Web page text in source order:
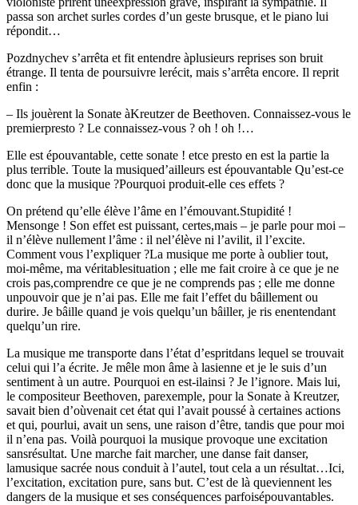
passa son archet surles cordes d’un geste brusque, et le piano lui
répondit…
Pozdnychev s’arrêta et fit entendre àplusieurs reprises son bruit
étrange. Il tenta de poursuivre lerécit, mais s’arrêta encore. Il reprit
enfin :
– Ils jouèrent la Sonate àKreutzer de Beethoven. Connaissez-vous le
premierpresto ? Le connaissez-vous ? oh ! oh !…
Elle est épouvantable, cette sonate ! etce presto en est la partie la
plus terrible. Toute la musiqued’ailleurs est épouvantable Qu’est-ce
donc que la musique ?Pourquoi produit-elle ces effets ?
On prétend qu’elle élève l’âme en l’émouvant.Stupidité !
Mensonge ! Son effet est puissant, certes,mais – je parle pour moi –
il n’élève nullement l’âme : il nel’élève ni l’avilit, il l’excite.
Comment vous l’expliquer ?La musique me porte à oublier tout,
moi-même, ma véritablesituation ; elle me fait croire à ce que je ne
crois pas,comprendre ce que je ne comprends pas ; elle me donne
unpouvoir que je n’ai pas. Elle me fait l’effet du bâillement ou
durire. Je bâille quand je vois quelqu’un bâiller, je ris enentendant
quelqu’un rire.
La musique me transporte dans l’état d’espritdans lequel se trouvait
celui qui l’a écrite. Je mêle mon âme à lasienne et je le suis d’un
sentiment à un autre. Pourquoi en est-ilainsi ? Je l’ignore. Mais lui,
le compositeur Beethoven, parexemple, pour la Sonate à Kreutzer,
savait bien d’oùvenait cet état qui l’avait poussé à certaines actions
et qui, pourlui, avait un sens, une raison d’être, tandis que pour moi
il n’ena pas. Voilà pourquoi la musique provoque une excitation
sansrésultat. Une marche fait marcher, une danse fait danser,
lamusique sacrée nous conduit à l’autel, tout cela a un résultat…Ici,
l’excitation, excitation pure, sans but. C’est de là queviennent les
dangers de la musique et ses conséquences parfoisépouvantables.